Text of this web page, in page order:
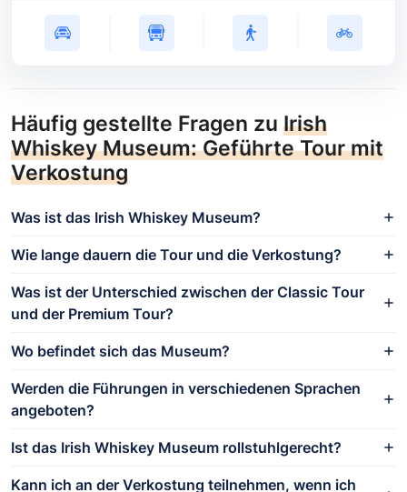
Häufig gestellte Fragen zu Irish
Whiskey Museum: Geführte Tour mit
Verkostung
Was ist das Irish Whiskey Museum?
Wie lange dauern die Tour und die Verkostung?
Was ist der Unterschied zwischen der Classic Tour
und der Premium Tour?
Wo befindet sich das Museum?
Werden die Führungen in verschiedenen Sprachen
angeboten?
Ist das Irish Whiskey Museum rollstuhlgerecht?
Kann ich an der Verkostung teilnehmen, wenn ich